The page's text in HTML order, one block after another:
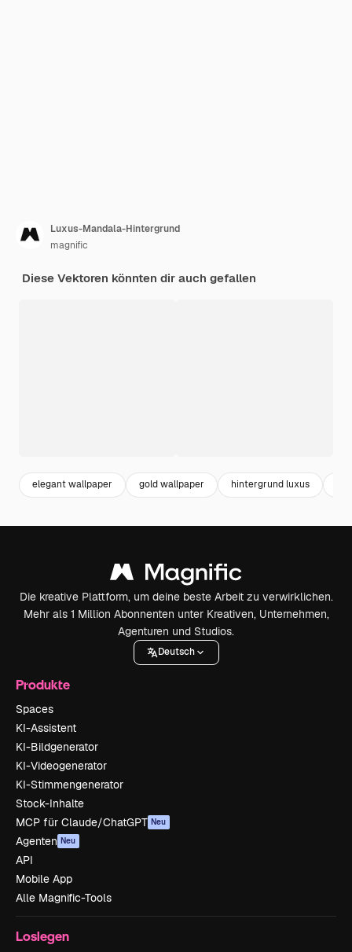
Luxus-Mandala-Hintergrund
magnific
Diese Vektoren könnten dir auch gefallen
elegant wallpaper gold wallpaper hintergrund luxus
Die kreative Plattform, um deine beste Arbeit zu verwirklichen.
Mehr als 1 Million Abonnenten unter Kreativen, Unternehmen,
Agenturen und Studios.
Deutsch
Produkte
Spaces
KI-Assistent
KI-Bildgenerator
KI-Videogenerator
KI-Stimmengenerator
Stock-Inhalte
MCP für Claude/ChatGPT Neu
Agenten Neu
API
Mobile App
Alle Magnific-Tools
Loslegen